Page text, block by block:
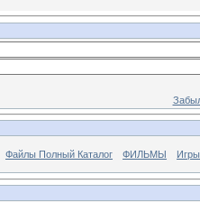
Файлы Полный Каталог ФИЛЬМЫ